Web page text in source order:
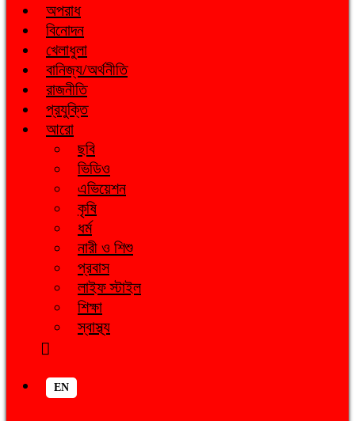
অপরাধ
বিনোদন
খেলাধুলা
বানিজ্য/অর্থনীতি
রাজনীতি
প্রযুক্তি
আরো
ছবি
ভিডিও
এভিয়েশন
কৃষি
ধর্ম
নারী ও শিশু
প্রবাস
লাইফ স্টাইল
শিক্ষা
স্বাস্থ্য
EN